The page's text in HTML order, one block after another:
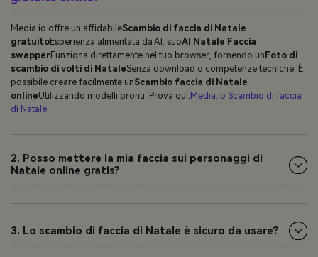
Media.io offre un affidabileScambio di faccia di Natale
gratuitoEsperienza alimentata da AI. suoAI Natale Faccia
swapperFunziona direttamente nel tuo browser, fornendo un Foto di
scambio di volti di NataleSenza download o competenze tecniche. È
possibile creare facilmente unScambio faccia di Natale
onlineUtilizzando modelli pronti. Prova qui: Media.io Scambio di faccia
di Natale.
2. Posso mettere la mia faccia sui personaggi di
Natale online gratis?
3. Lo scambio di faccia di Natale è sicuro da usare?